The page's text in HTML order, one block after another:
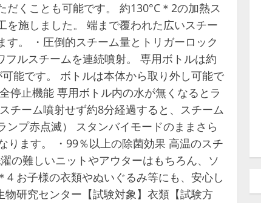
くことも可能です。 約130°C＊2の加熱ス
施しました。 端まで覆われた広いスチー
。 ・圧倒的スチーム量とトリガーロック
ルスチームを連続噴射。 専用ボトルは約
能です。 ボトルは本体から取り外し可能で
停止機能 専用ボトル内の水が無くなるとラ
チーム噴射せず約8分経過すると、スチーム
プ赤点滅） スタンバイモードのままさら
ります。 ・99％以上の除菌効果 高温のスチ
の難しいニットやアウターはもちろん、ソ
お子様の衣類やぬいぐるみ等にも、安心し
研究センター【試験対象】衣類【試験方